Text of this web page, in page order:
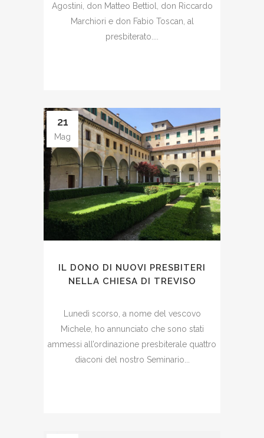
Agostini, don Matteo Bettiol, don Riccardo
Marchiori e don Fabio Toscan, al
presbiterato....
21
Mag
IL DONO DI NUOVI PRESBITERI
NELLA CHIESA DI TREVISO
Lunedì scorso, a nome del vescovo
Michele, ho annunciato che sono stati
ammessi all’ordinazione presbiterale quattro
diaconi del nostro Seminario...